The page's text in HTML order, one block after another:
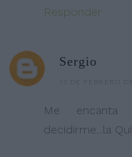
Responder
Sergio
Me encanta
decidirme...la